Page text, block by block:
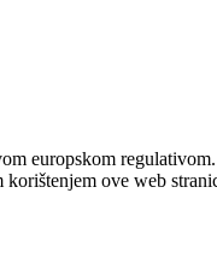
europskom
ove web